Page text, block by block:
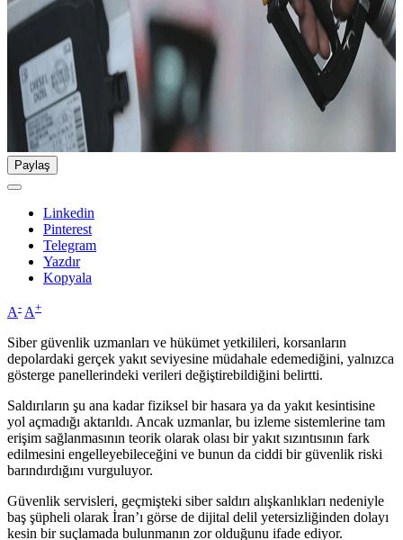
Paylaş
Linkedin
Pinterest
Telegram
Yazdır
Kopyala
A- A+
Siber güvenlik uzmanları ve hükümet yetkilileri, korsanların
depolardaki gerçek yakıt seviyesine müdahale edemediğini, yalnızca
gösterge panellerindeki verileri değiştirebildiğini belirtti.
Saldırıların şu ana kadar fiziksel bir hasara ya da yakıt kesintisine
yol açmadığı aktarıldı. Ancak uzmanlar, bu izleme sistemlerine tam
erişim sağlanmasının teorik olarak olası bir yakıt sızıntısının fark
edilmesini engelleyebileceğini ve bunun da ciddi bir güvenlik riski
barındırdığını vurguluyor.
Güvenlik servisleri, geçmişteki siber saldırı alışkanlıkları nedeniyle
baş şüpheli olarak İran’ı görse de dijital delil yetersizliğinden dolayı
kesin bir suçlamada bulunmanın zor olduğunu ifade ediyor.